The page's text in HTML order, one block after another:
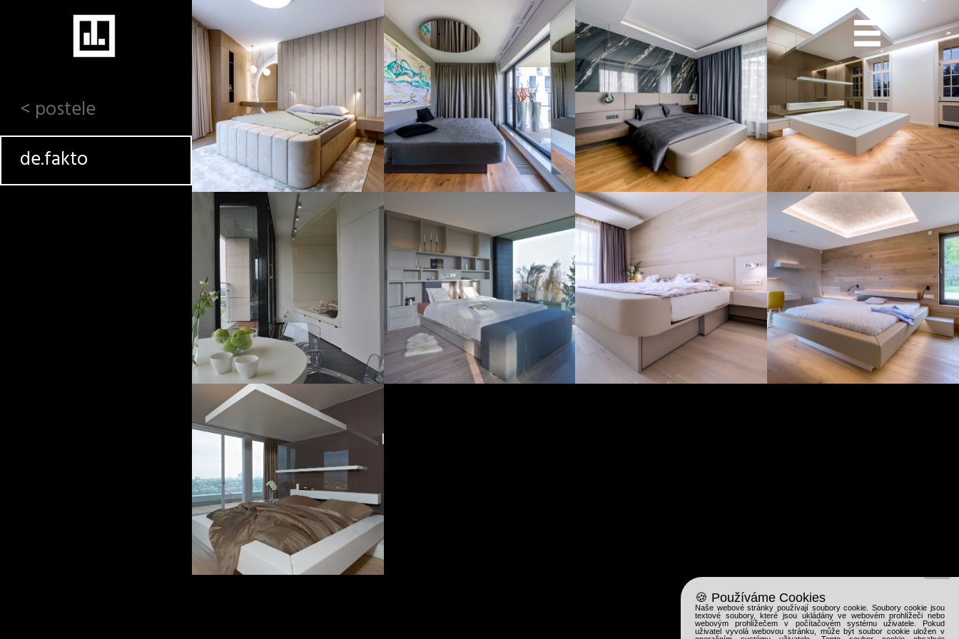
< postele
de.fakto
🍪 Používáme Cookies
Naše webové stránky používají soubory cookie. Soubory cookie jsou
textové soubory, které jsou ukládány ve webovém prohlížeči nebo
webovým prohlížečem v počítačovém systému uživatele. Pokud
uživatel vyvolá webovou stránku, může být soubor cookie uložen v